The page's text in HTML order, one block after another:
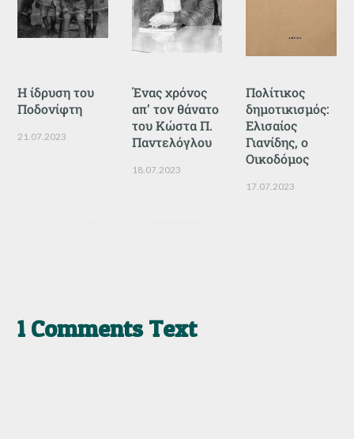
Η ίδρυση του
Ποδονίφτη
21.07.2023
Ένας χρόνος
απ’ τον θάνατο
του Κώστα Π.
Παντελόγλου
18.07.2023
Πολίτικος
δημοτικισμός:
Ελισαίος
Γιανίδης, ο
Οικοδόμος
17.07.2023
1 Comments Text